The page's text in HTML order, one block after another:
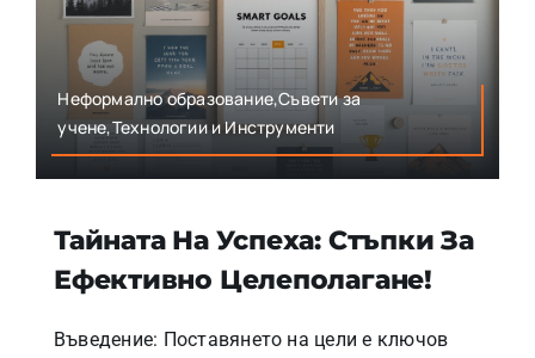
Неформално образование,Съвети за
учене,Технологии и Инструменти
Тайната На Успеха: Стъпки За
Ефективно Целеполагане!
Въведение: Поставянето на цели е ключов